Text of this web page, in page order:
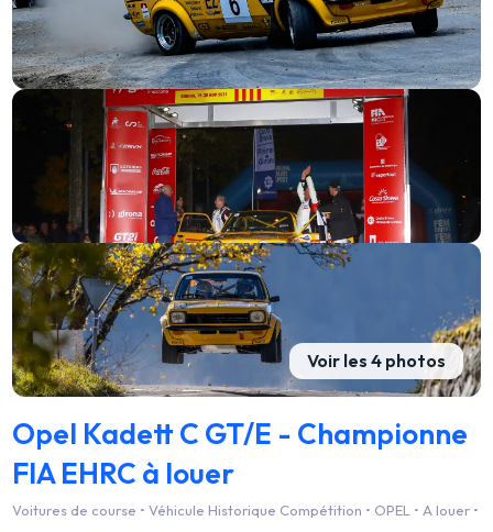
Voir les 4 photos
Opel Kadett C GT/E - Championne
FIA EHRC à louer
Voitures de course • Véhicule Historique Compétition • OPEL • A louer •